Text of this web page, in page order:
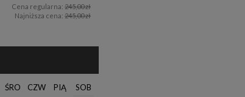
Cena regularna: 245,00 zł
Najniższa cena: 245,00 zł
ŚRO CZW PIĄ SOB